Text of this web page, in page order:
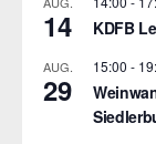
14 KDFB
AUG.
29
15:00 -